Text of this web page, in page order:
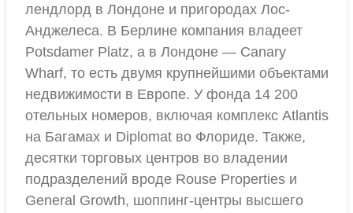
лендлорд в Лондоне и пригородах Лос-
Анджелеса. В Берлине компания владеет
Potsdamer Platz, а в Лондоне — Canary
Wharf, то есть двумя крупнейшими объектами
недвижимости в Европе. У фонда 14 200
отельных номеров, включая комплекс Atlantis
на Багамах и Diplomat во Флориде. Также,
десятки торговых центров во владении
подразделений вроде Rouse Properties и
General Growth, шоппинг-центры высшего